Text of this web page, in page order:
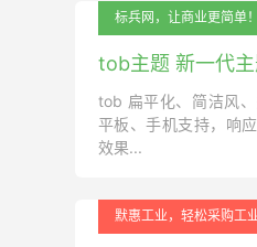
标兵网，让商业更简单！
tob主题 新一代
tob 扁平化、简洁风、
平板、手机支持，响
效果...
默惠工业，轻松采购工